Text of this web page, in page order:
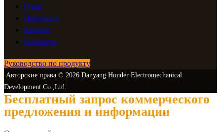
О нас
Продукты
Каталог
Контакты
Руководство по продукту
Авторские права © 2026 Danyang Honder Electromechanical
Development Co.,Ltd.
Бесплатный запрос коммерческого
предложения и информации